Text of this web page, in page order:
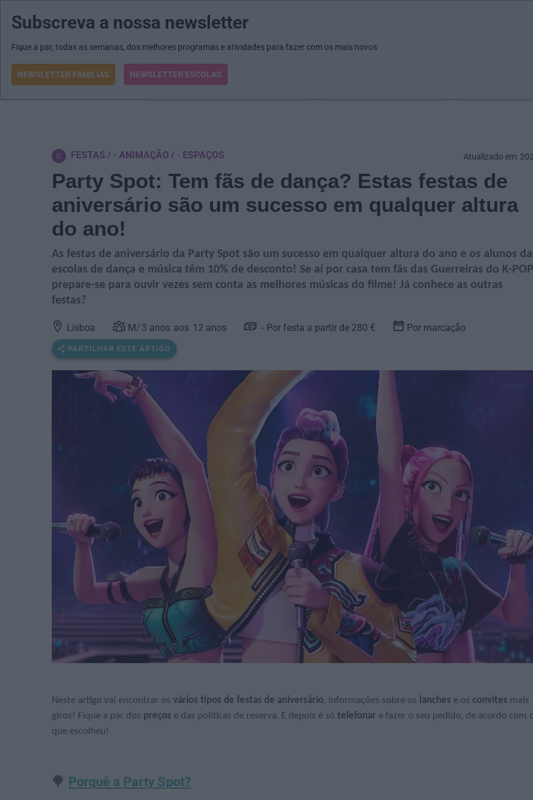
MENU MAIL JORNAIS
O que procura?
FESTAS - ANIMAÇÃO - ESPAÇOS
Party Spot: Tem fãs de dança? Estas festas de
aniversário são um sucesso em qualquer altura
do ano!
As festas de aniversário da Party Spot são um sucesso em qualquer altura do ano e os alunos
escolas de dança e música têm 10% de desconto! Se aí por casa tem fãs das Guerreiras do K-POP
prepare-se para ouvir vezes sem conta as melhores músicas do filme! Já conhece as outras
festas?
Lisboa 3 anos 12 anos Por festa a partir de 280 € Por marcação
PARTILHAR ESTE ARTIGO
Neste artigo vai encontrar os vários tipos de festas de aniversário, informações sobre os lanches e os convites mais
giros! Fique a par dos preços e das políticas de reserva. E depois é só telefonar e fazer o seu pedido, de acordo com
que escolheu!
🍭 Porquê a Party Spot?
Atualizado em:
Subscreva a nossa newsletter
Fique a par, todas as semanas, dos melhores programas e atividades para fazer com os mais novos
NEWSLETTER FAMÍLIAS NEWSLETTER ESCOLAS